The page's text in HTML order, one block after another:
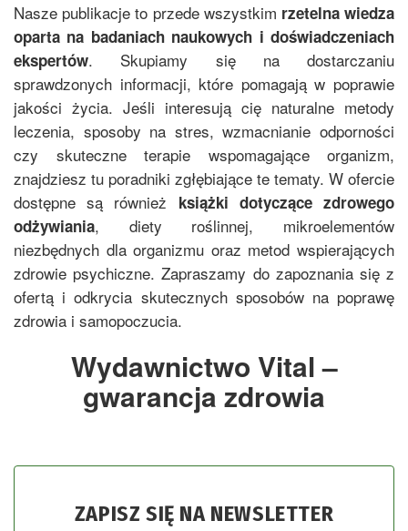
Nasze publikacje to przede wszystkim rzetelna wiedza
oparta na badaniach naukowych i doświadczeniach
ekspertów. Skupiamy się na dostarczaniu
sprawdzonych informacji, które pomagają w poprawie
jakości życia. Jeśli interesują cię naturalne metody
leczenia, sposoby na stres, wzmacnianie odporności
czy skuteczne terapie wspomagające organizm,
znajdziesz tu poradniki zgłębiające te tematy. W ofercie
dostępne są również książki dotyczące zdrowego
odżywiania, diety roślinnej, mikroelementów
niezbędnych dla organizmu oraz metod wspierających
zdrowie psychiczne. Zapraszamy do zapoznania się z
ofertą i odkrycia skutecznych sposobów na poprawę
zdrowia i samopoczucia.
Wydawnictwo Vital –
gwarancja zdrowia
ZAPISZ SIĘ NA NEWSLETTER